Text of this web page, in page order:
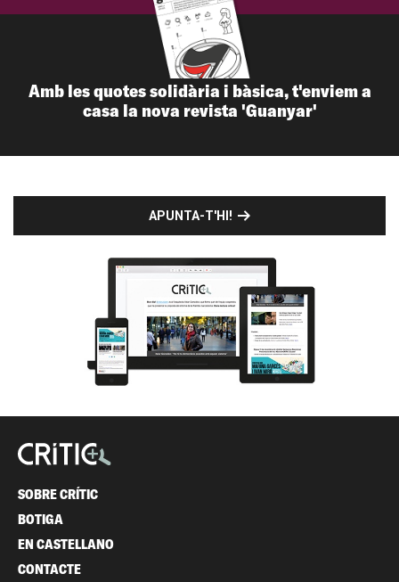
Amb les quotes solidària i bàsica, t'enviem a
casa la nova revista 'Guanyar'
APUNTA-T'HI!
SOBRE CRÍTIC
BOTIGA
EN CASTELLANO
CONTACTE